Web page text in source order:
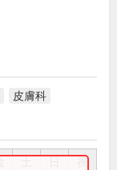
皮膚科
祝